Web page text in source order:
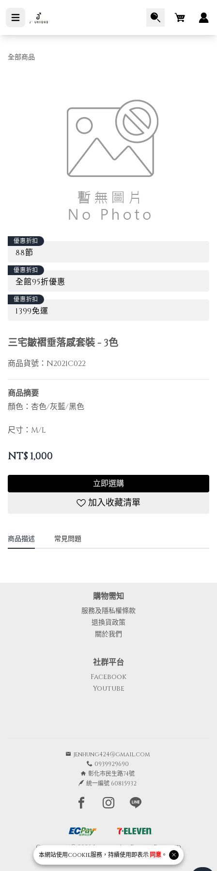
Cart
本網站使用cookie服務，持續使用即表示 同意。
全部商品
優惠折扣
88節
優惠折扣
全館95折優惠
優惠折扣
1399免運
三宅皺褶垂落感套裝 - 3色
商品貨號： N2021C022
商品摘要
顏色：杏色/灰藍/黑色
尺寸：M/L
NT$ 1,000
立即選購
加入收藏清單
商品描述 常見問題
購物需知
服務及隱私權條款
退換貨政策
關於我們
社群平台
Facebook
Youtube
jenhung424@gmail.com
0939929690
彰化市民生路74號
統一編號 60815932
Facebook page
Instagram page
Line page
Copyright © 2026 Junique All Rights Reserved.
Powered byBVSHOP.